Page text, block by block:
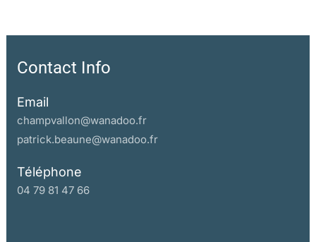
Contact Info
Email
champvallon@wanadoo.fr
patrick.beaune@wanadoo.fr
Téléphone
04 79 81 47 66